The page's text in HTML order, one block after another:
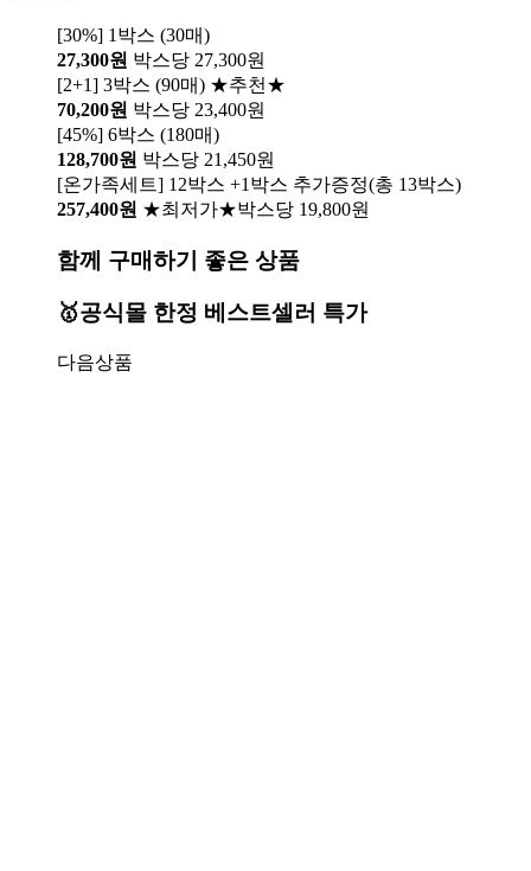
[30%] 1박스 (30매)
27,300원 박스당 27,300원
[2+1] 3박스 (90매) ★추천★
70,200원 박스당 23,400원
[45%] 6박스 (180매)
128,700원 박스당 21,450원
[온가족세트] 12박스 +1박스 추가증정(총 13박스)
257,400원 ★최저가★박스당 19,800원
함께 구매하기 좋은 상품
🥇공식몰 한정 베스트셀러 특가
다음상품